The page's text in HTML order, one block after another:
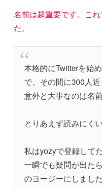
名前は超重要です。こ
た。
本格的にTwitterを始
で、その間に300人近
意外と大事なのは名
とりあえず読みにく
私はyozyで登録して
一瞬でも疑問が出た
のヨージーにしました